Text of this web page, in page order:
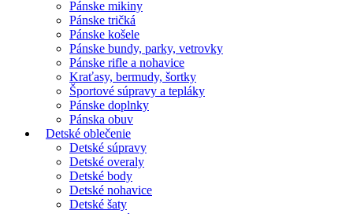
Pánske mikiny
Pánske tričká
Pánske košele
Pánske bundy, parky, vetrovky
Pánske rifle a nohavice
Kraťasy, bermudy, šortky
Športové súpravy a tepláky
Pánske doplnky
Pánska obuv
Detské oblečenie
Detské súpravy
Detské overaly
Detské body
Detské nohavice
Detské šaty